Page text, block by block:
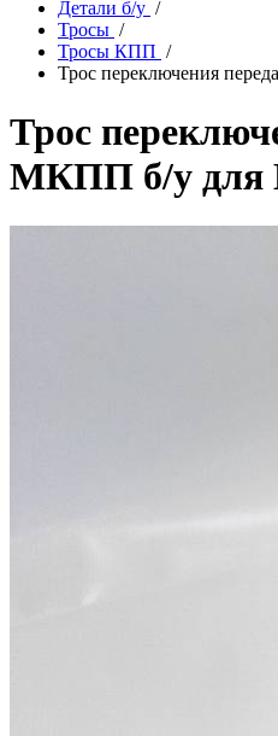
Детали б/у /
Тросы /
Тросы КПП /
Трос переключения
Трос
МКПП б/у для